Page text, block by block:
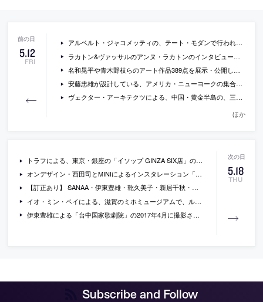
5.12
FRI
アルベルト・ジャコメッティの、テート・モダンで行われている大規模回顧展の動画
ラカトン&ヴァッサルのアンヌ・ラカトンのインタビュー動画
名和晃平や青木野枝らのアート作品389点を展示・公開しているホテル「コンラッド大阪」の概要
安藤忠雄が設計している、アメリカ・ニューヨークの集合住宅のモデルルームの写真
ヴェクター・アーキテクツによる、中国・黄金半島の、三階部分にヴォールト屋根のリビング空間を増築・改修した住宅の写真など
ほか
5.18
THU
トラフによる、東京・銀座の「イソップ GINZA SIX店」の写真
オンデザイン・西田司とMINIによるインスタレーション「Create Your Own.」が、東京・丸の内のBMW Group Studioで開催中。岡安泉・内沼晋太郎など5組のクリエーターも参加。
【訂正あり】 SANAA・伊東豊雄・乾久美子・新居千秋・飯田善彦・日建設計ら11組による「信濃美術館」設計プロポの公開プレゼンが開催 [2017/6/5]
イオ・ミン・ペイによる、滋賀のミホミュージアムで、ルイヴィトンのショーが行われた際の動画
伊東豊雄による「台中国家歌劇院」の2017年4月に撮影された動画
Subscribe and Follow